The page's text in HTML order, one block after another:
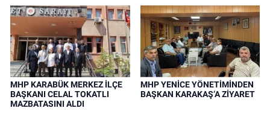
MHP KARABÜK MERKEZ İLÇE
BAŞKANI CELAL TOKATLI
MAZBATASINI ALDI
MHP YENİCE YÖNETİMİNDEN
BAŞKAN KARAKAŞ’A ZİYARET